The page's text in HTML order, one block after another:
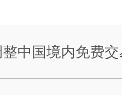
中国境内免费